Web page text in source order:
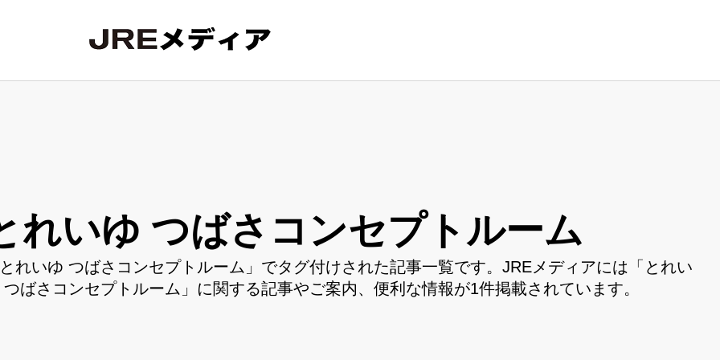
れいゆ つばさコンセプトルーム
れいゆ つばさコンセプトルーム」でタグ付けされた記事一覧です。JREメディアには「とれい
つばさコンセプトルーム」に関する記事やご案内、便利な情報が1件掲載されています。